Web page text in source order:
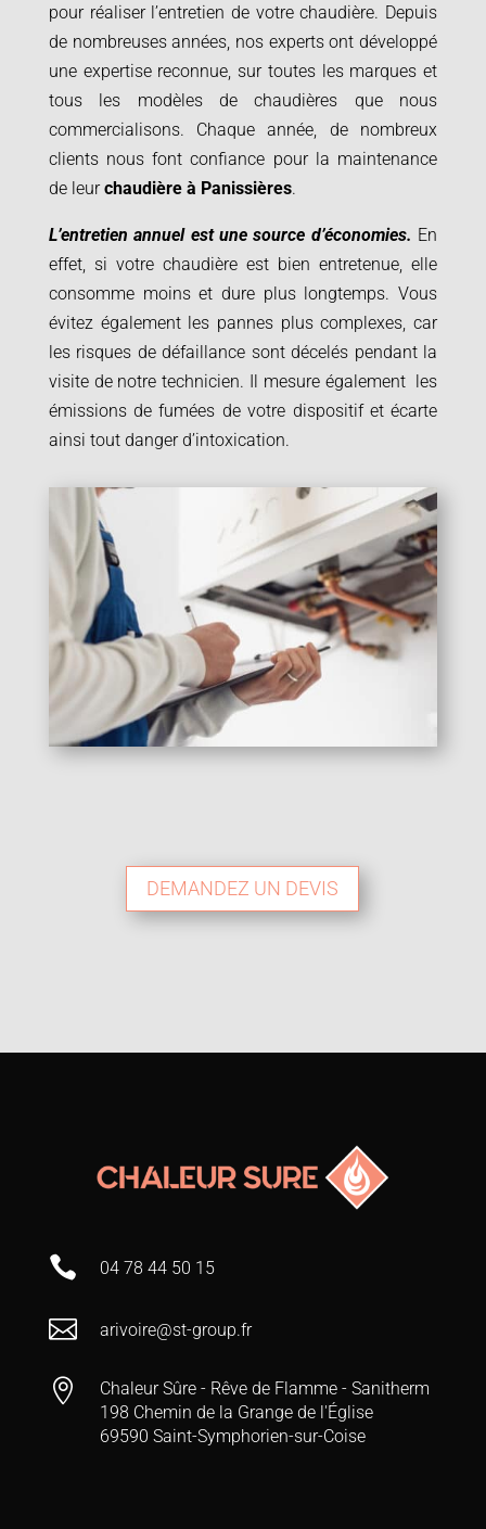
pour réaliser l’entretien de votre chaudière. Depuis
de nombreuses années, nos experts ont développé
une expertise reconnue, sur toutes les marques et
tous les modèles de chaudières que nous
commercialisons. Chaque année, de nombreux
clients nous font confiance pour la maintenance
de leurchaudière à Panissières.
L’entretien annuel est une source d’économies. En
effet, si votre chaudière est bien entretenue, elle
consomme moins et dure plus longtemps. Vous
évitez également les pannes plus complexes, car
les risques de défaillance sont décelés pendant la
visite de notre technicien. Il mesure également les
émissions de fumées de votre dispositif et écarte
ainsi tout danger d’intoxication.
DEMANDEZ UN DEVIS
 04 78 44 50 15
 arivoire@st-group.fr

Chaleur Sûre - Rêve de Flamme - Sanitherm
198 Chemin de la Grange de l'Église
69590 Saint-Symphorien-sur-Coise